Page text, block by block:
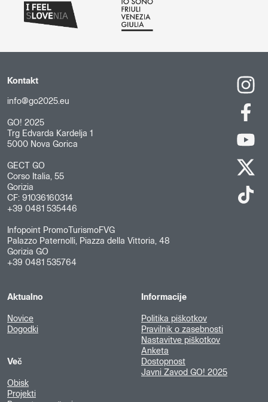
Kontakt
info@go2025.eu
GO! 2025
Trg Edvarda Kardelja 1
5000 Nova Gorica
GECT GO
Corso Italia, 55
Gorizia
CF: 91036160314
+39 0481 535446
Infopoint PromoTurismoFVG
Palazzo Paternolli, Piazza della Vittoria, 48
Gorizia GO
+39 0481 535764
Aktualno
Novice
Dogodki
Več
Obisk
Projekti
Informacije
Politika piškotkov
Pravilnik o zasebnosti
Nastavitve piškotkov
Anketa
Dostopnost
Javni Zavod GO! 2025